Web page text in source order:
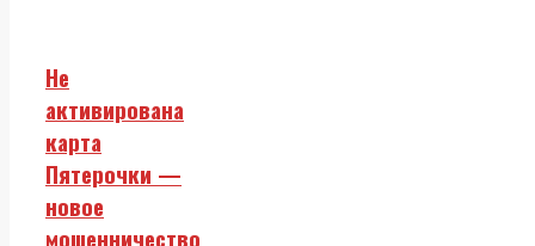
Не
активирована
карта
Пятерочки —
новое
мошенничество